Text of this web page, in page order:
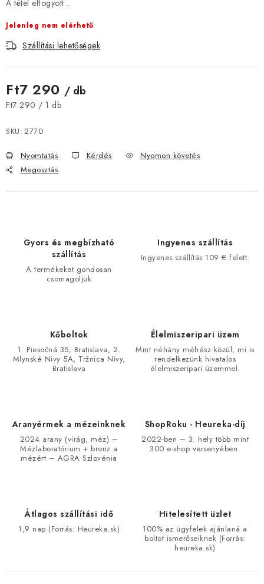
HÍREK
ÉTREND-KIEGÉSZÍTŐK
Kapcsolatok
Szállítás és fizetés
Gyakori kérdések FAQ
Fotogaléria
Visszaküldés, csere és reklamációkezelés
Nagykereskedelem
A tétel elfogyott…
Jelenleg nem elérhető
Szállítási lehetőségek
Ft7 290 / db
Egységár:
Ft7 290 / 1 db
SKU: 2770
Nyomtatás Kérdés
Nyomon követés
Megosztás
Gyors és megbízható
szállítás
A termékeket gondosan
csomagoljuk
Ingyenes szállítás
Ingyenes szállítás 109 € felett.
Kőboltok
1. Piesočná 35, Bratislava, 2.
Mlynské Nivy 5A, Tržnica Nivy,
Bratislava
Élelmiszeripari üzem
Mint néhány méhész közül, mi is
rendelkezünk hivatalos
élelmiszeripari üzemmel.
Aranyérmek a mézeinknek
2024 arany (virág, méz) –
Mézlaboratórium + bronz a
mézért – AGRA Szlovénia
ShopRoku - Heureka-díj
2022-ben – 3. hely több mint
300 e-shop versenyében.
Átlagos szállítási idő
1,9 nap (Forrás: Heureka.sk)
Hitelesített üzlet
100% az ügyfelek ajánlaná a
boltot ismerőseiknek (Forrás:
heureka.sk)